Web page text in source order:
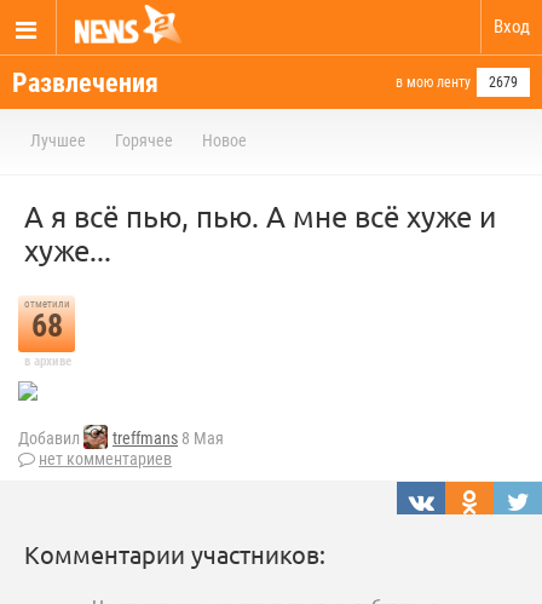
Вход
Развлечения в мою ленту 2679
Лучшее Горячее Новое
А я всё пью, пью. А мне всё хуже и
хуже...
отметили
68
в архиве
Добавил treffmans 8 Мая
нет комментариев
Комментарии участников: